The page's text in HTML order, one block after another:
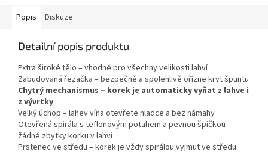
Popis Diskuze
Detailní popis produktu
Extra široké tělo – vhodné pro všechny velikosti lahví
Zabudovaná řezačka – bezpečně a spolehlivě ořízne kryt špuntu
Chytrý mechanismus – korek je automaticky vyňat z lahve i
z vývrtky
Velký úchop – lahev vína otevřete hladce a bez námahy
Otevřená spirála s teflonovým potahem a pevnou špičkou –
žádné zbytky korku v lahvi
Prstenec ve středu – korek je vždy spirálou vyjmut ve středu